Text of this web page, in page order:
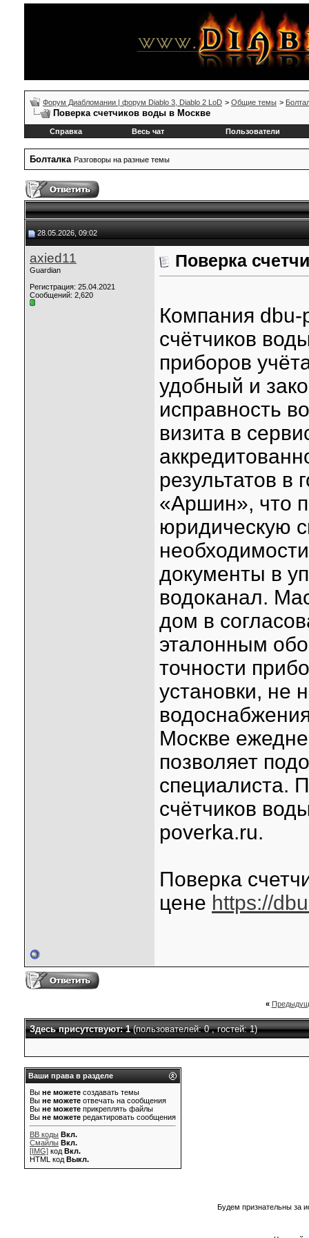
Форум Диабломании | форум Diablo 3, Diablo 2 LoD > Общие темы >
Поверка счетчиков воды в Москве
Справка Весь чат Пользователи
Болталка Разговоры на разные темы
28.05.2026, 09:02
axied11
Guardian
Регистрация: 25.04.2021
Сообщений: 2,620
Поверка
Компания dbu-
счётчиков
приборов
удобный и
исправность
визита в
результатов
«Аршин», что
юридическую
документы в
водоканал.
дом в
эталонным
точности
установки, не
Москве
позволяет
специалиста.
счётчиков
poverka.ru.
Поверка
цене https://
«
Здесь присутствуют: 1(пользователей: 0 , гостей: 1)
Ваши права в разделе
Вы не можете создавать темы
Вы не можете отвечать на сообщения
Вы не можете прикреплять файлы
Вы не можете редактировать сообщения
BB коды Вкл.
Смайлы Вкл.
[IMG] код Вкл.
HTML код Выкл.
Будем признательны за